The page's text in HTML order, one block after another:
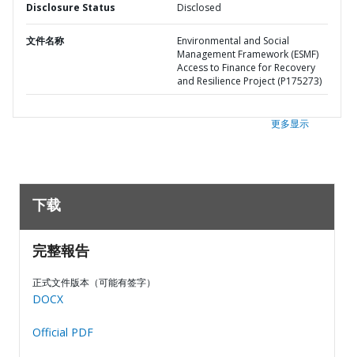
Disclosure Status Disclosed
文件名称
Environmental and Social
Management Framework (ESMF)
Access to Finance for Recovery
and Resilience Project (P175273)
更多显示
下载
完整報告
正式文件版本（可能有签字）
DOCX
Official PDF